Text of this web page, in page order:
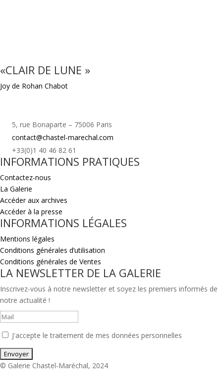
«CLAIR DE LUNE »
Joy de Rohan Chabot
5, rue Bonaparte – 75006 Paris
contact@chastel-marechal.com
+33(0)1 40 46 82 61
INFORMATIONS PRATIQUES
Contactez-nous
La Galerie
Accéder aux archives
Accéder à la presse
INFORMATIONS LÉGALES
Mentions légales
Conditions générales d’utilisation
Conditions générales de Ventes
LA NEWSLETTER DE LA GALERIE
Inscrivez-vous à notre newsletter et soyez les premiers informés de
notre actualité !
J'accepte le traitement de mes données personnelles
© Galerie Chastel-Maréchal, 2024